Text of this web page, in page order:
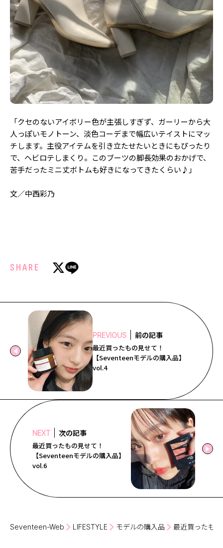
「クセのないアイボリー色が主張しすぎず、ガーリーから大
人っぽいモノトーン、淡色コーデまで幅広いテイストにマッ
チします。主役アイテムを引き立たせたいときにもぴったり
で、ヘビロテしまくり。このブーツの脚長効果のおかげで、
苦手だったミニ丈ボトムも好きになってきたくらい♪」
文／中西彩乃
SHARE
PREVIOUS 前の記事
最近買ったもの見せて！
【Seventeenモデルの購入品】
vol.4
NEXT 次の記事
最近買ったもの見せて！
【Seventeenモデルの購入品】
vol.6
Seventeen-Web LIFESTYLE モデルの購入品 最近買ったも